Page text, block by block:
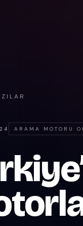
ARAMA MOTORU